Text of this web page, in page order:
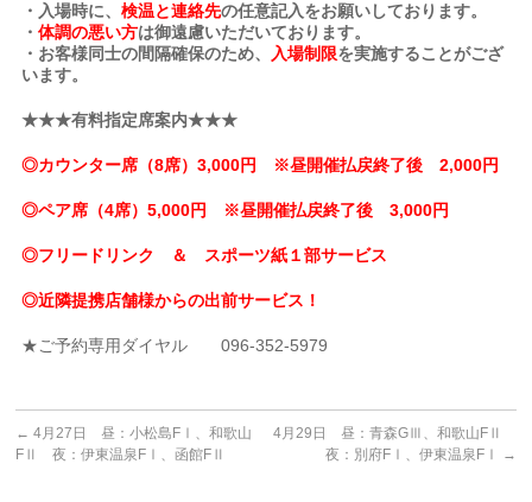
・入場時に、検温と連絡先の任意記入をお願いしております。
・体調の悪い方は御遠慮いただいております。
・お客様同士の間隔確保のため、
入場制限を実施することがござ
います。
★★★有料指定席案内★★★
◎カウンター席（8席）3,000円 ※昼開催払戻終了後 2,000円
◎ペア席（4席）5,000円 ※昼開催払戻終了後 3,000円
◎フリードリンク ＆ スポーツ紙１部サービス
◎近隣提携店舗様からの出前サービス！
★ご予約専用ダイヤル 096-352-5979
← 4月27日 昼：小松島FⅠ、和歌山
FⅡ 夜：伊東温泉FⅠ、函館FⅡ
4月29日 昼：青森GⅢ、和歌山FⅡ
夜：別府FⅠ、伊東温泉FⅠ
→